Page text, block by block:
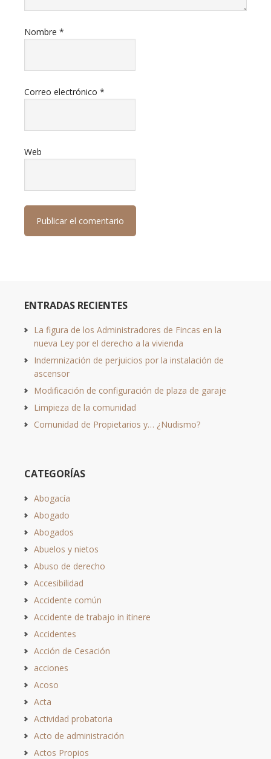
Nombre *
Correo electrónico *
Web
ENTRADAS RECIENTES
La figura de los Administradores de Fincas en la
nueva Ley por el derecho a la vivienda
Indemnización de perjuicios por la instalación de
ascensor
Modificación de configuración de plaza de garaje
Limpieza de la comunidad
Comunidad de Propietarios y… ¿Nudismo?
CATEGORÍAS
Abogacía
Abogado
Abogados
Abuelos y nietos
Abuso de derecho
Accesibilidad
Accidente común
Accidente de trabajo in itinere
Accidentes
Acción de Cesación
acciones
Acoso
Acta
Actividad probatoria
Acto de administración
Actos Propios